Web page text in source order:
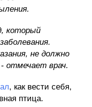
который
не должно
отмечает врач.
, как вести себя,
птица.